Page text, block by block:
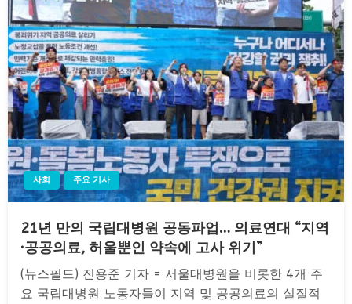
사회 주요 기사
21년 만의 국립대병원 공동파업… 의료연대 “지역
·공공의료, 허울뿐인 약속에 고사 위기”
(뉴스필드) 진용준 기자 = 서울대병원을 비롯한 4개 주
요 국립대병원 노동자들이 지역 및 공공의료의 실질적